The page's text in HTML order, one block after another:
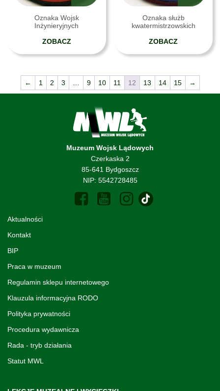
Oznaka Wojsk
Inżynieryjnych
ZOBACZ
Oznaka służb
kwatermistrzowskich
ZOBACZ
← 1 2 3 … 9 10 11 12 13 14 15 →
Muzeum Wojsk Lądowych
Czerkaska 2
85-641 Bydgoszcz
NIP: 5542728485
Aktualności
Kontakt
BIP
Praca w muzeum
Regulamin sklepu internetowego
Klauzula informacyjna RODO
Polityka prywatności
Procedura wydawnicza
Rada - tryb działania
Statut MWL